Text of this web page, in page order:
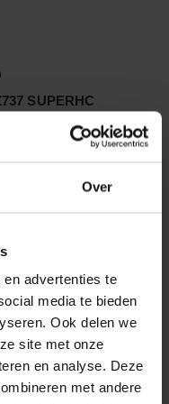
Over
advertenties te
media te bieden
Ook delen we
site met onze
en analyse. Deze
met andere
SUPERHC